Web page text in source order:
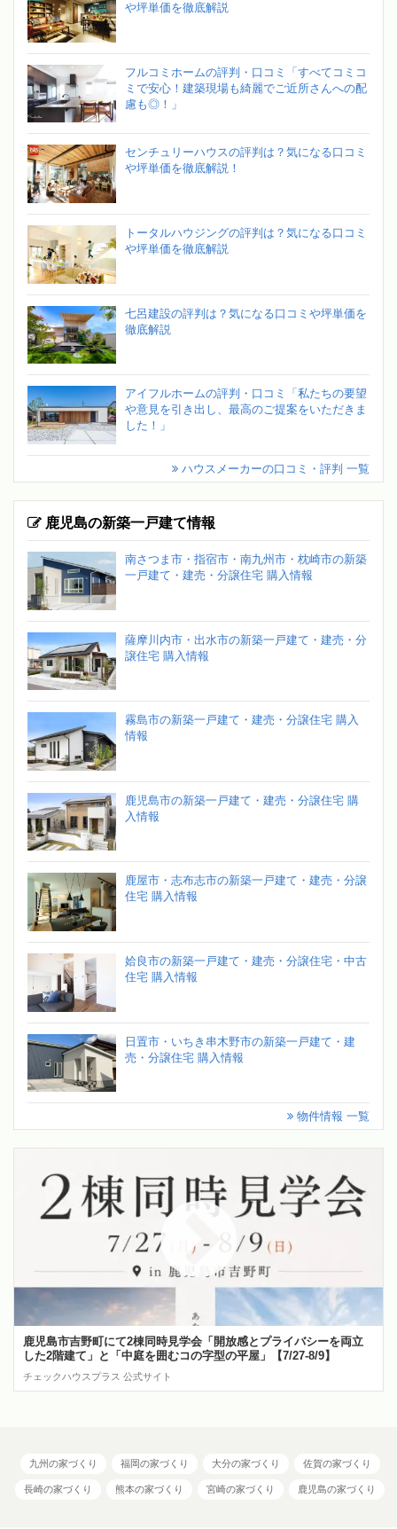
や坪単価を徹底解説
フルコミホームの評判・口コミ「すべてコミコ
ミで安心！建築現場も綺麗でご近所さんへの配
慮も◎！」
センチュリーハウスの評判は？気になる口コミ
や坪単価を徹底解説！
トータルハウジングの評判は？気になる口コミ
や坪単価を徹底解説
七呂建設の評判は？気になる口コミや坪単価を
徹底解説
アイフルホームの評判・口コミ「私たちの要望
や意見を引き出し、最高のご提案をいただきま
した！」
ハウスメーカーの口コミ・評判 一覧
鹿児島の新築一戸建て情報
南さつま市・指宿市・南九州市・枕崎市の新築
一戸建て・建売・分譲住宅 購入情報
薩摩川内市・出水市の新築一戸建て・建売・分
譲住宅 購入情報
霧島市の新築一戸建て・建売・分譲住宅 購入
情報
鹿児島市の新築一戸建て・建売・分譲住宅 購
入情報
鹿屋市・志布志市の新築一戸建て・建売・分譲
住宅 購入情報
姶良市の新築一戸建て・建売・分譲住宅・中古
住宅 購入情報
日置市・いちき串木野市の新築一戸建て・建
売・分譲住宅 購入情報
物件情報 一覧
鹿児島市吉野町にて2棟同時見学会「開放感とプライバシーを両立
した2階建て」と「中庭を囲むコの字型の平屋」【7/27-8/9】
チェックハウスプラス 公式サイト
九州の家づくり 福岡の家づくり 大分の家づくり 佐賀の家づくり
長崎の家づくり 熊本の家づくり 宮崎の家づくり 鹿児島の家づくり